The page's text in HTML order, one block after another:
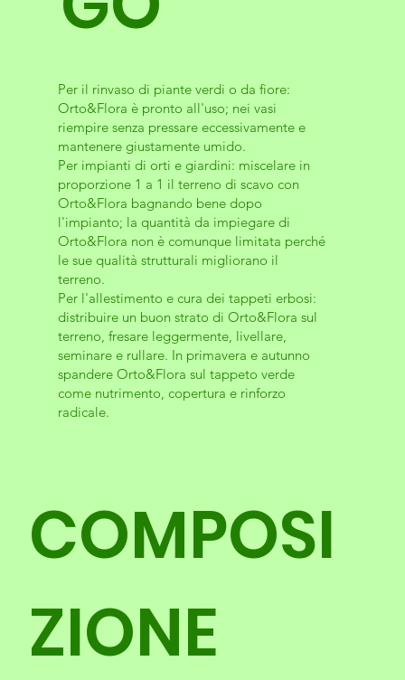
Per il rinvaso di piante verdi o da fiore:
Orto&Flora è pronto all'uso; nei vasi
riempire senza pressare eccessivamente e
mantenere giustamente umido.
Per impianti di orti e giardini: miscelare in
proporzione 1 a 1 il terreno di scavo con
Orto&Flora bagnando bene dopo
l'impianto; la quantità da impiegare di
Orto&Flora non è comunque limitata perché
le sue qualità strutturali migliorano il
terreno.
Per l'allestimento e cura dei tappeti erbosi:
distribuire un buon strato di Orto&Flora sul
terreno, fresare leggermente, livellare,
seminare e rullare. In primavera e autunno
spandere Orto&Flora sul tappeto verde
come nutrimento, copertura e rinforzo
radicale.
COMPOSI
ZIONE